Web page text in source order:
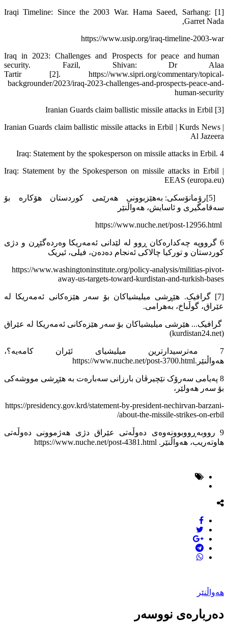
[1] Iraqi Timeline: Since the 2003 War. Hama Saeed, Sarhang:
Garret Nada,
https://www.usip.org/iraq-timeline-2003-war
Iraq in 2023: Challenges and Prospects for peace and human
security. Fazil, Shivan: Dr Alaa
Tartir [2]. https://www.sipri.org/commentary/topical-
backgrounder/2023/iraq-2023-challenges-and-prospects-peace-and-
human-security
[3] Iranian Guards claim ballistic missile attacks in Erbil
Iranian Guards claim ballistic missile attacks in Erbil | Kurds News |
Al Jazeera
Iraq: Statement by the spokesperson on missile attacks in Erbil. 4
Iraq: Statement by the Spokesperson on missile attacks in Erbil |
EEAS (europa.eu)
[5]رۆمانۆسکی: بەهێزبوونی هەرێمی کوردستان هۆکارە بۆ
سەقامگیری و ئاسایش، هەواڵنێر
6 گرووپە چەکدارەکان ڕوو لە لێدانی ئەمەریکا وەردەگێڕن و دژی
کوردستان و تورکیا چالاکی ئەنجام دەدەن، فیلی، ئیریک
https://www.washingtoninstitute.org/policy-analysis/militias-pivot-
away-us-targets-toward-kurdistan-and-turkish-bases
[7] گرافیک. هێڕشی میلیشیاکان بۆ سەر هێزەکانی ئەمەریكا لە
عێراق، گوڵباخ، بەهرامی.
گرافیک... هێرشی میلیشیاکان بۆ سەر هێزەکانی ئەمەریکا لە عێراق
(kurdistan24.net)
7 مەترسیدارترین میلیشیای ئێران کامەیە؟،
هەواڵنێر.https://www.nuche.net/post-3700.html
8 پەیامی سەرۆک نێچیرڤان بارزانی سەبارەت بە هێڕشی مووشەکی
بۆ سەر هەولێر،
https://presidency.gov.krd/statement-by-president-nechirvan-barzani-
about-the-missile-strikes-on-erbil/
9 رووبەڕووبوونەوەی دەوڵەتی عێراق دژی هەژموونی دەوڵەتی
هاوتەریب، هەواڵنێر. https://www.nuche.net/post-4381.html
هەواڵنێر
دەربارەی نووسەر